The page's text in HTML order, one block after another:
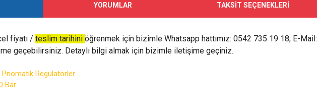
YORUMLAR TAKSİT SEÇENEKLERİ
fiyatı / teslim tarihini öğrenmek için bizimle Whatsapp hattımız: 0542 735 19 18, E-Mail:
geçebilirsiniz. Detaylı bilgi almak için bizimle iletişime geçiniz.
Pnomatik Regülatörler
Bar